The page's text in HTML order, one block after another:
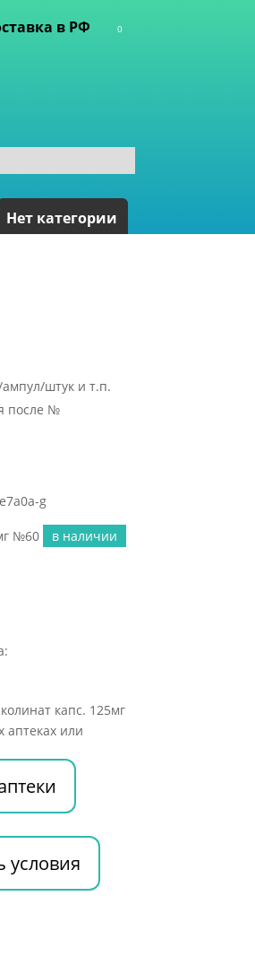
в РФ 0
Нет категории
ампул/штук и т.п.
после №
g
№60
в наличии
капс. 125мг
или
условия